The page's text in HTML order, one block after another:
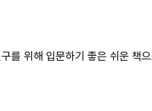
를 위해 입문하기 좋은 쉬운 책